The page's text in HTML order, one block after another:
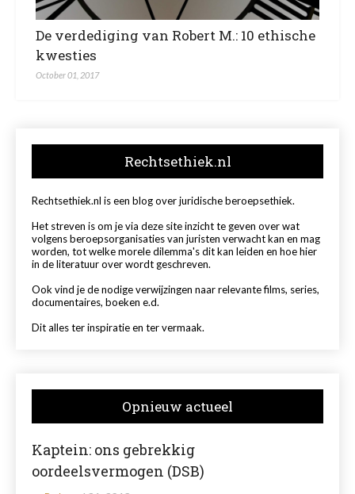
De verdediging van Robert M.: 10 ethische
kwesties
October 01, 2017
Rechtsethiek.nl
Rechtsethiek.nl is een blog over juridische beroepsethiek.
Het streven is om je via deze site inzicht te geven over wat
volgens beroepsorganisaties van juristen verwacht kan en mag
worden, tot welke morele dilemma's dit kan leiden en hoe hier
in de literatuur over wordt geschreven.
Ook vind je de nodige verwijzingen naar relevante films, series,
documentaires, boeken e.d.
Dit alles ter inspiratie en ter vermaak.
Opnieuw actueel
Kaptein: ons gebrekkig
oordeelsvermogen (DSB)